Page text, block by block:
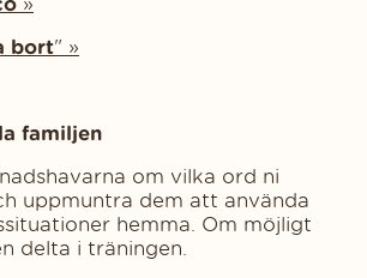
bort" »
familjen
om vilka ord ni
uppmuntra dem att använda
hemma. Om möjligt
delta i träningen.